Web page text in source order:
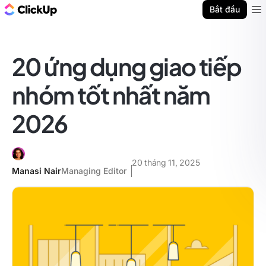
Bắt đầu
20 ứng dụng giao tiếp
nhóm tốt nhất năm
2026
Manasi NairManaging Editor
20 tháng 11, 2025